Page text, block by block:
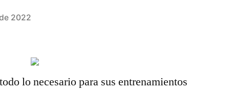
2022
lo necesario para sus entrenamientos